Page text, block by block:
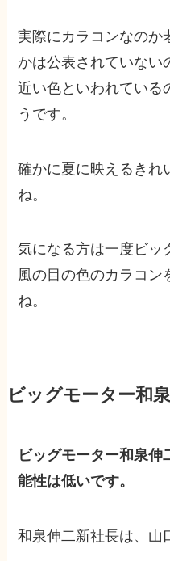
実際にカラコンなのか
かは公表されていない
近い色といわれている
うです。
確かに夏に映えるきれ
ね。
気になる方は一度ビッ
風の目の色のカラコン
ね。
ビッグモーター和
ビッグモーター和泉
能性は低いです。
和泉伸二新社長は、山